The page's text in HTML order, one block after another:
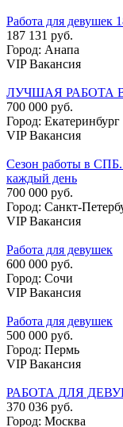
Работа для девушек
187 131 руб.
Город: Анапа
VIP Вакансия
ЛУЧШАЯ РАБОТА
700 000 руб.
Город: Екатеринбург
VIP Вакансия
Сезон работы в
каждый день
700 000 руб.
Город: Санкт-
VIP Вакансия
Работа для девушек
600 000 руб.
Город: Сочи
VIP Вакансия
Работа для девушек
500 000 руб.
Город: Пермь
VIP Вакансия
РАБОТА ДЛЯ
370 036 руб.
Город: Москва